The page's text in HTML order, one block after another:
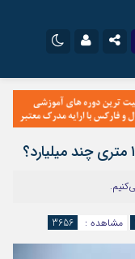
مشاهده : 3656